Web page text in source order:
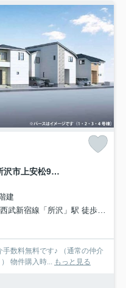
仲介手数料無料 KEIAI GRACE所沢市上安松9期・新築全8棟
建
西武新宿線「所沢」駅 徒歩17分
数料無料です♪ （通常の仲介
手数料は約188万円⇒仲介手数料無料！） 物件購入時... もっと見る